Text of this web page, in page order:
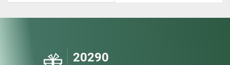
20290